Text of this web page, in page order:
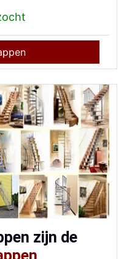
zijn de